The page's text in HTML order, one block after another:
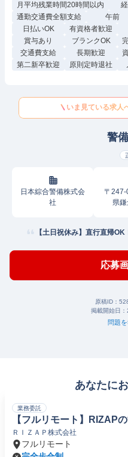
月平均残業時間20時間以内
通勤交通費全額支給
午前
日払いOK
有資格者歓迎
賞与あり
ブランクOK
交通費支給
長期歓迎
第二新卒歓迎
原則定時退社
いま見ている求人
警
日本綜合警備株式会
社
〒247-
県
【土日祝休み】直行直帰
応募
原稿ID：
掲載開始日：
問題
あなたに
業務委託
【フルリモート】RIZAP
ＲＩＺＡＰ株式会社
フルリモート